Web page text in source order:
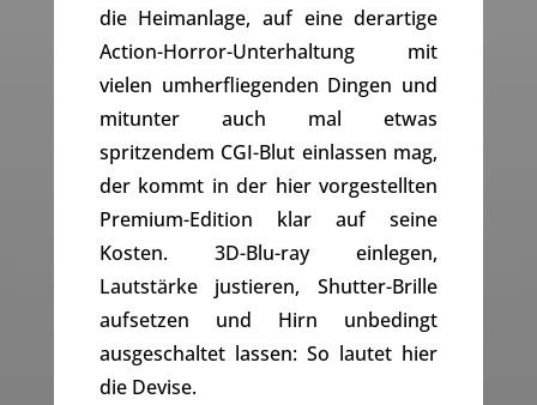
die Heimanlage, auf eine derartige
Action-Horror-Unterhaltung mit
vielen umherfliegenden Dingen und
mitunter auch mal etwas
spritzendem CGI-Blut einlassen mag,
der kommt in der hier vorgestellten
Premium-Edition klar auf seine
Kosten. 3D-Blu-ray einlegen,
Lautstärke justieren, Shutter-Brille
aufsetzen und Hirn unbedingt
ausgeschaltet lassen: So lautet hier
die Devise.